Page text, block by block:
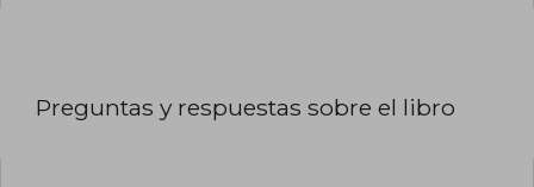
Preguntas y respuestas sobre el libro